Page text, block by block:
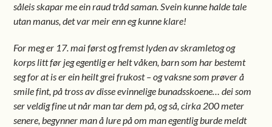
såleis skapar me ein raud tråd saman. Svein kunne halde tale
utan manus, det var meir enn eg kunne klare!
For meg er 17. mai først og fremst lyden av skramletog og
korps litt før jeg egentlig er helt våken, barn som har bestemt
seg for at is er ein heilt grei frukost – og vaksne som prøver å
smile fint, på tross av disse evinnelige bunadsskoene… dei som
ser veldig fine ut når man tar dem på, og så, cirka 200 meter
senere, begynner man å lure på om man egentlig burde meldt